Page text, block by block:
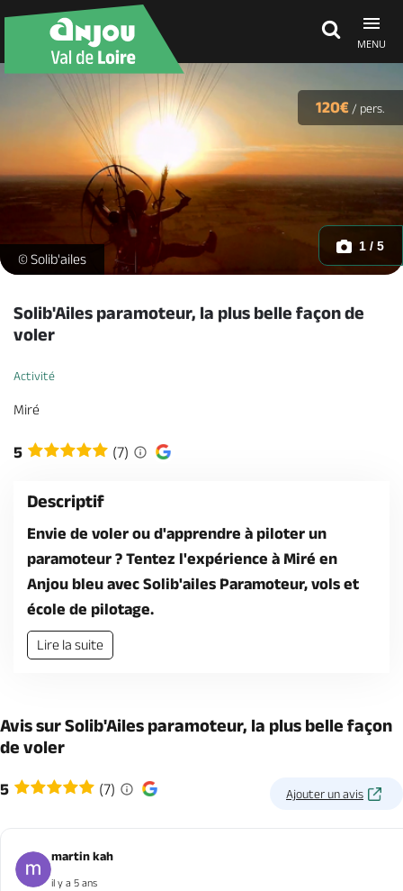
MENU
Découvrir
À voir, à faire
Brochures & Cartes Offices de tourisme Comment venir ?
Vol de fin de journée Solib'ailes -
© Solib'ailes
1 / 5
120€ / pers.
Solib'Ailes paramoteur, la plus belle façon de
voler
Activité
Miré
5 (7)
Descriptif
Envie de voler ou d'apprendre à piloter un
paramoteur ? Tentez l'expérience à Miré en
Anjou bleu avec Solib'ailes Paramoteur, vols et
école de pilotage.
Lire la suite
Avis sur Solib'Ailes paramoteur, la plus belle façon
de voler
5 (7) Ajouter un avis
martin kah
il y a 5 ans